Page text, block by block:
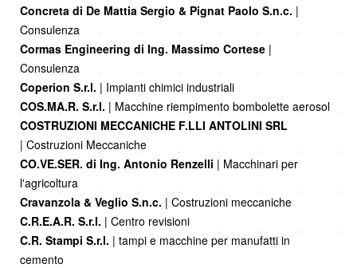
Concreta di De Mattia Sergio & Pignat Paolo S.n.c. |
Consulenza
Cormas Engineering di Ing. Massimo Cortese |
Consulenza
Coperion S.r.l. | Impianti chimici industriali
COS.MA.R. S.r.l. | Macchine riempimento bombolette aerosol
COSTRUZIONI MECCANICHE F.LLI ANTOLINI SRL
| Costruzioni Meccaniche
CO.VE.SER. di Ing. Antonio Renzelli | Macchinari per
l'agricoltura
Cravanzola & Veglio S.n.c. | Costruzioni meccaniche
C.R.E.A.R. S.r.l. | Centro revisioni
C.R. Stampi S.r.l. | tampi e macchine per manufatti in
cemento